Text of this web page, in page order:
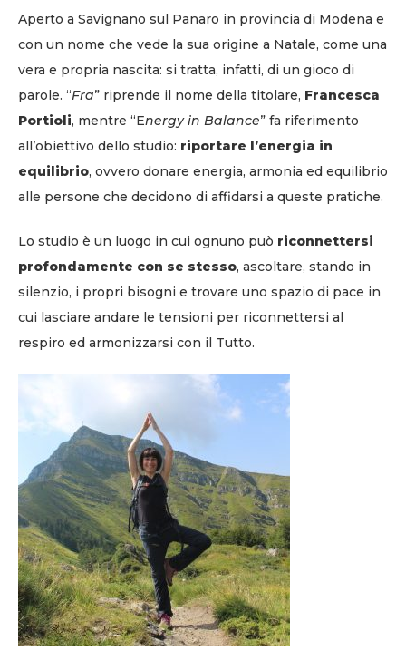
Aperto a Savignano sul Panaro in provincia di Modena e
con un nome che vede la sua origine a Natale, come una
vera e propria nascita: si tratta, infatti, di un gioco di
parole. “Fra” riprende il nome della titolare, Francesca
Portioli, mentre “Energy in Balance” fa riferimento
all’obiettivo dello studio: riportare l’energia in
equilibrio, ovvero donare energia, armonia ed equilibrio
alle persone che decidono di affidarsi a queste pratiche.
Lo studio è un luogo in cui ognuno può riconnettersi
profondamente con se stesso, ascoltare, stando in
silenzio, i propri bisogni e trovare uno spazio di pace in
cui lasciare andare le tensioni per riconnettersi al
respiro ed armonizzarsi con il Tutto.